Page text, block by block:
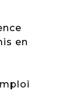
en